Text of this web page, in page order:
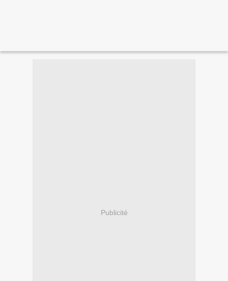
Publicité